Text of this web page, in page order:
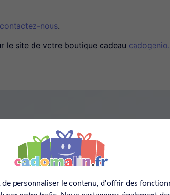
contactez-nous.
le site de votre boutique cadeau
personnaliser le contenu, d'offrir des